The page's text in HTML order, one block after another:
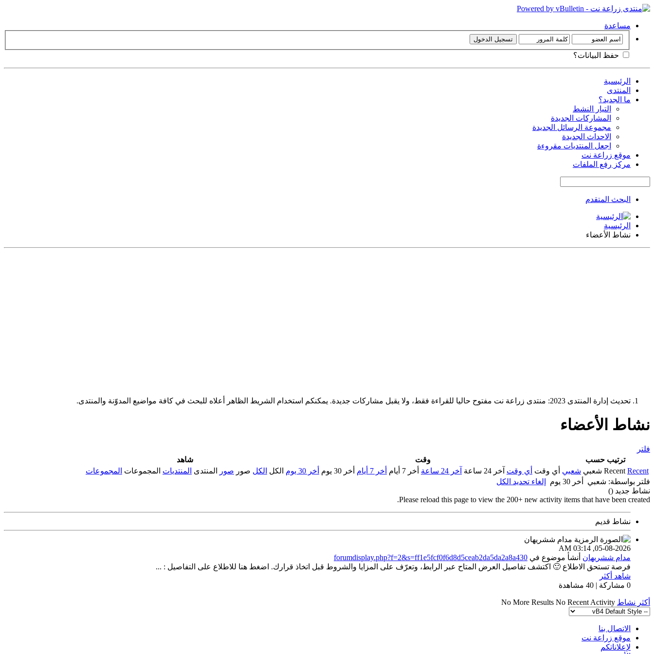
مساعدة
حفظ البيانات؟
الرئيسية
المنتدى
ما الجديد؟
التيار النشط
المشاركات الجديدة
مجموعة الرسائل الجديدة
الاحداث الجديدة
اجعل المنتديات مقروءة
موقع زراعة نت
مركز رفع الملفات
البحث المتقدم
الرئيسية
نشاط الأعضاء
تحديث إدارة المنتدى 2023: منتدى زراعة نت مفتوح حاليا للقراءة فقط، ولا يقبل مشاركات جديدة. يمكنكم استخدام الشريط الظاهر أعلاه للبحث في كافة مواضيع المدوّنة والمنتدى.
نشاط الأعضاء
فلتر
ترتيب حسب
وقت
شاهد
Recent Recent شعبي شعبي أي وقت أي وقت آخر 24 ساعة آخر 24 ساعة أخر 7 أيام أخر 7 أيام أخر 30 يوم أخر 30 يوم الكل الكل صور صور المنتدى المنتديات المجموعات المجموعات
فلتر بواسطة: شعبي أخر 30 يوم
إلغاء تحديد الكل
نشاط جديد ()
Please reload this page to view the 200+ new activity items that have been created.
نشاط قديم
05-08-2026,
03:14 AM
مدام ششريهان أنشأ موضوع في forumdisplay.php?f=2&s=ff1e5fcf0f6d8d5ceab2da5da2a8a430
فرصة تستحق الاطلاع 🙂 اكتشف تفاصيل العرض المتاح عبر الرابط، وتعرّف على المزايا والشروط قبل اتخاذ قرارك. اضغط هنا للاطلاع على التفاصيل : ...
شاهد أكثر
0 مشاركة | 40 مشاهدة
أكثر نشاط No More Results No Recent Activity
الاتصال بنا
موقع زراعة نت
لإعلاناتكم